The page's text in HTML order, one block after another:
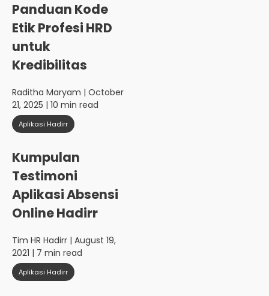
Panduan Kode
Etik Profesi HRD
untuk
Kredibilitas
Raditha Maryam | October
21, 2025 | 10 min read
Aplikasi Hadirr
Kumpulan
Testimoni
Aplikasi Absensi
Online Hadirr
Tim HR Hadirr | August 19,
2021 | 7 min read
Aplikasi Hadirr